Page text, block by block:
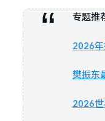
专题推
2026
樊振东
2026